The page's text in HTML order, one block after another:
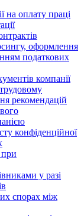
на оплату праці
оформлення
податкових
компанії
рекомендацій
конфіденційної
у разі
спорах між